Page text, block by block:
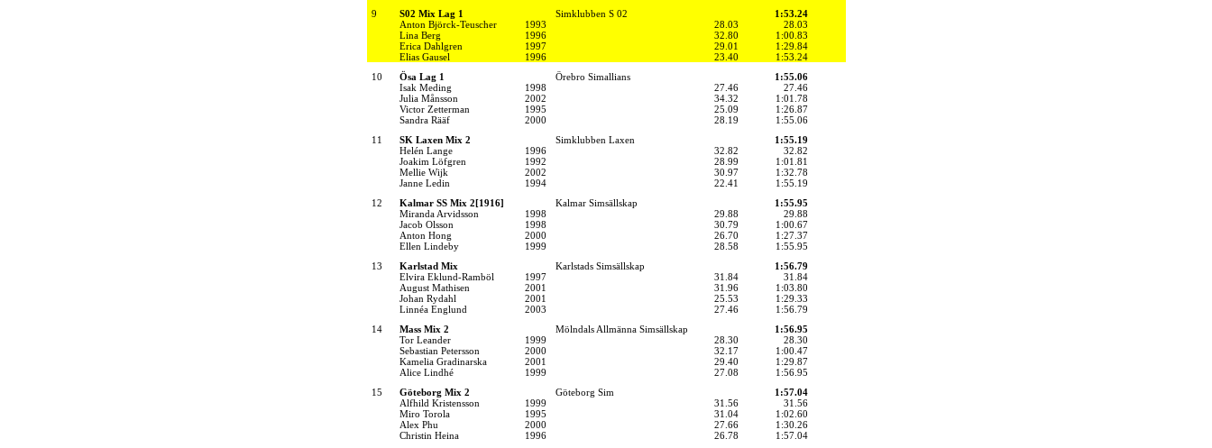
9
S02 Mix Lag 1 Simklubben S 02
1:53.24
Anton Björck-Teuscher
1993 28.03
28.03
Lina Berg
1996 32.80
1:00.83
Erica Dahlgren
1997 29.01
1:29.84
Elias Gausel
1996 23.40
1:53.24
10
Ösa Lag 1 Örebro Simallians
1:55.06
Isak Meding
1998 27.46
27.46
Julia Månsson
2002 34.32
1:01.78
Victor Zetterman
1995 25.09
1:26.87
Sandra Rääf
2000 28.19
1:55.06
11
SK Laxen Mix 2 Simklubben Laxen
1:55.19
Helén Lange
1996 32.82
32.82
Joakim Löfgren
1992 28.99
1:01.81
Mellie Wijk
2002 30.97
1:32.78
Janne Ledin
1994 22.41
1:55.19
12
Kalmar SS Mix 2[1916] Kalmar Simsällskap
1:55.95
Miranda Arvidsson
1998 29.88
29.88
Jacob Olsson
1998 30.79
1:00.67
Anton Hong
2000 26.70
1:27.37
Ellen Lindeby
1999 28.58
1:55.95
13
Karlstad Mix Karlstads Simsällskap
1:56.79
Elvira Eklund-Ramböl
1997 31.84
31.84
August Mathisen
2001 31.96
1:03.80
Johan Rydahl
2001 25.53
1:29.33
Linnéa Englund
2003 27.46
1:56.79
14
Mass Mix 2 Mölndals Allmänna Simsällskap
1:56.95
Tor Leander
1999 28.30
28.30
Sebastian Petersson
2000 32.17
1:00.47
Kamelia Gradinarska
2001 29.40
1:29.87
Alice Lindhé
1999 27.08
1:56.95
15
Göteborg Mix 2 Göteborg Sim
1:57.04
Alfhild Kristensson
1999 31.56
31.56
Miro Torola
1995 31.04
1:02.60
Alex Phu
2000 27.66
1:30.26
Christin Heina
1996 26.78
1:57.04